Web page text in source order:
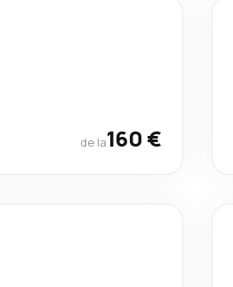
de la160 €